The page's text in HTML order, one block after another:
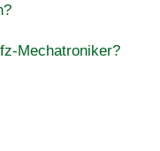
Mechatroniker?